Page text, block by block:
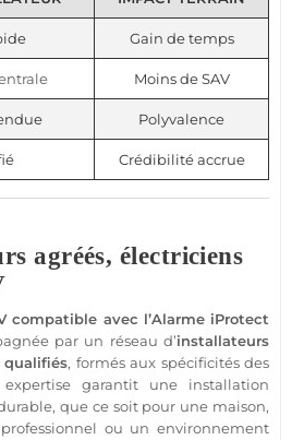
Gain de temps
Moins de SAV
Polyvalence
Crédibilité accrue
agréés, électriciens
compatible avec l’Alarme iProtect
par un réseau d’installateurs
qualifiés, formés aux spécificités des
garantit une installation
que ce soit pour une maison,
professionnel ou un environnement